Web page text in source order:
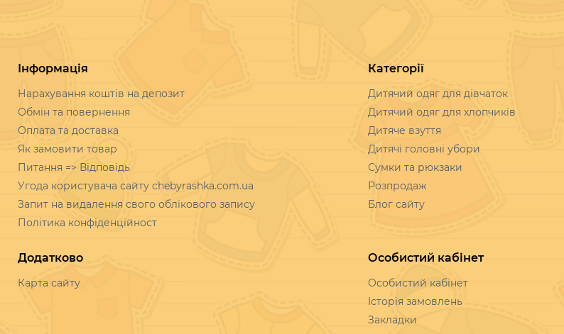
Інформація
Нарахування коштів на депозит
Обмін та повернення
Оплата та доставка
Як замовити товар
Питання => Відповідь
Угода користувача сайту chebyrashka.com.ua
Запит на видалення свого облікового запису
Політика конфіденційност
Категорії
Дитячий одяг для дівчаток
Дитячий одяг для хлопчиків
Дитяче взуття
Дитячі головні убори
Сумки та рюкзаки
Розпродаж
Блог сайту
Додатково
Карта сайту
Особистий кабінет
Особистий кабінет
Історія замовлень
Закладки